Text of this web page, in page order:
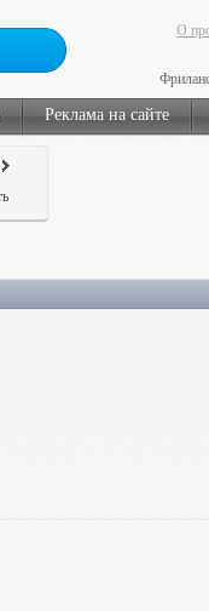
О
Реклама на сайте